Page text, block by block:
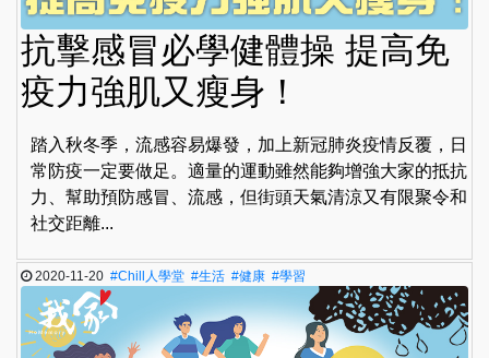
抗擊感冒必學健體操 提高免
疫力強肌又瘦身！
踏入秋冬季，流感容易爆發，加上新冠肺炎疫情反覆，日
常防疫一定要做足。適量的運動雖然能夠增強大家的抵抗
力、幫助預防感冒、流感，但街頭天氣清涼又有限聚令和
社交距離...
2020-11-20#Chill人學堂 #生活 #健康 #學習